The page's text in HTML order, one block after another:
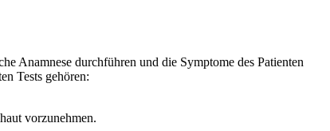
Anamnese durchführen und die Symptome des Patienten
Tests gehören:
vorzunehmen.